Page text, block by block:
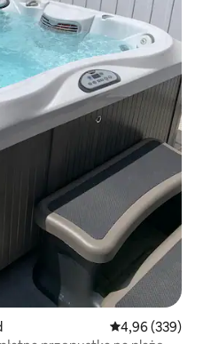
Średnia
4,96 (339)